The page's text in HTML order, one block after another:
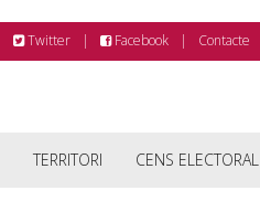
Twitter Facebook Contacte
TERRITORI CENS ELECTORAL